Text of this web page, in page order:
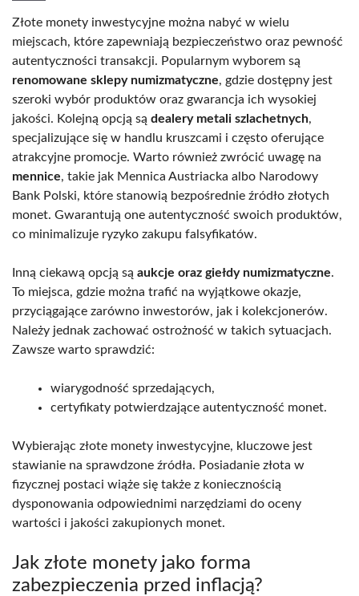
Złote monety inwestycyjne można nabyć w wielu
miejscach, które zapewniają bezpieczeństwo oraz pewność
autentyczności transakcji. Popularnym wyborem są
renomowane sklepy numizmatyczne, gdzie dostępny jest
szeroki wybór produktów oraz gwarancja ich wysokiej
jakości. Kolejną opcją są dealery metali szlachetnych,
specjalizujące się w handlu kruszcami i często oferujące
atrakcyjne promocje. Warto również zwrócić uwagę na
mennice, takie jak Mennica Austriacka albo Narodowy
Bank Polski, które stanowią bezpośrednie źródło złotych
monet. Gwarantują one autentyczność swoich produktów,
co minimalizuje ryzyko zakupu falsyfikatów.
Inną ciekawą opcją są aukcje oraz giełdy numizmatyczne.
To miejsca, gdzie można trafić na wyjątkowe okazje,
przyciągające zarówno inwestorów, jak i kolekcjonerów.
Należy jednak zachować ostrożność w takich sytuacjach.
Zawsze warto sprawdzić:
wiarygodność sprzedających,
certyfikaty potwierdzające autentyczność monet.
Wybierając złote monety inwestycyjne, kluczowe jest
stawianie na sprawdzone źródła. Posiadanie złota w
fizycznej postaci wiąże się także z koniecznością
dysponowania odpowiednimi narzędziami do oceny
wartości i jakości zakupionych monet.
Jak złote monety jako forma
zabezpieczenia przed inflacją?